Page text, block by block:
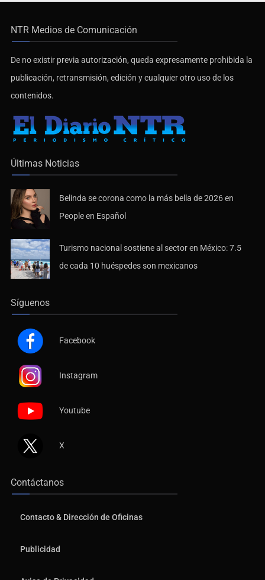
NTR Medios de Comunicación
De no existir previa autorización, queda expresamente prohibida la
publicación, retransmisión, edición y cualquier otro uso de los
contenidos.
Últimas Noticias
Belinda se corona como la más bella de 2026 en
People en Español
Turismo nacional sostiene al sector en México: 7.5
de cada 10 huéspedes son mexicanos
Síguenos
Facebook
Instagram
Youtube
X
Contáctanos
Contacto & Dirección de Oficinas
Publicidad